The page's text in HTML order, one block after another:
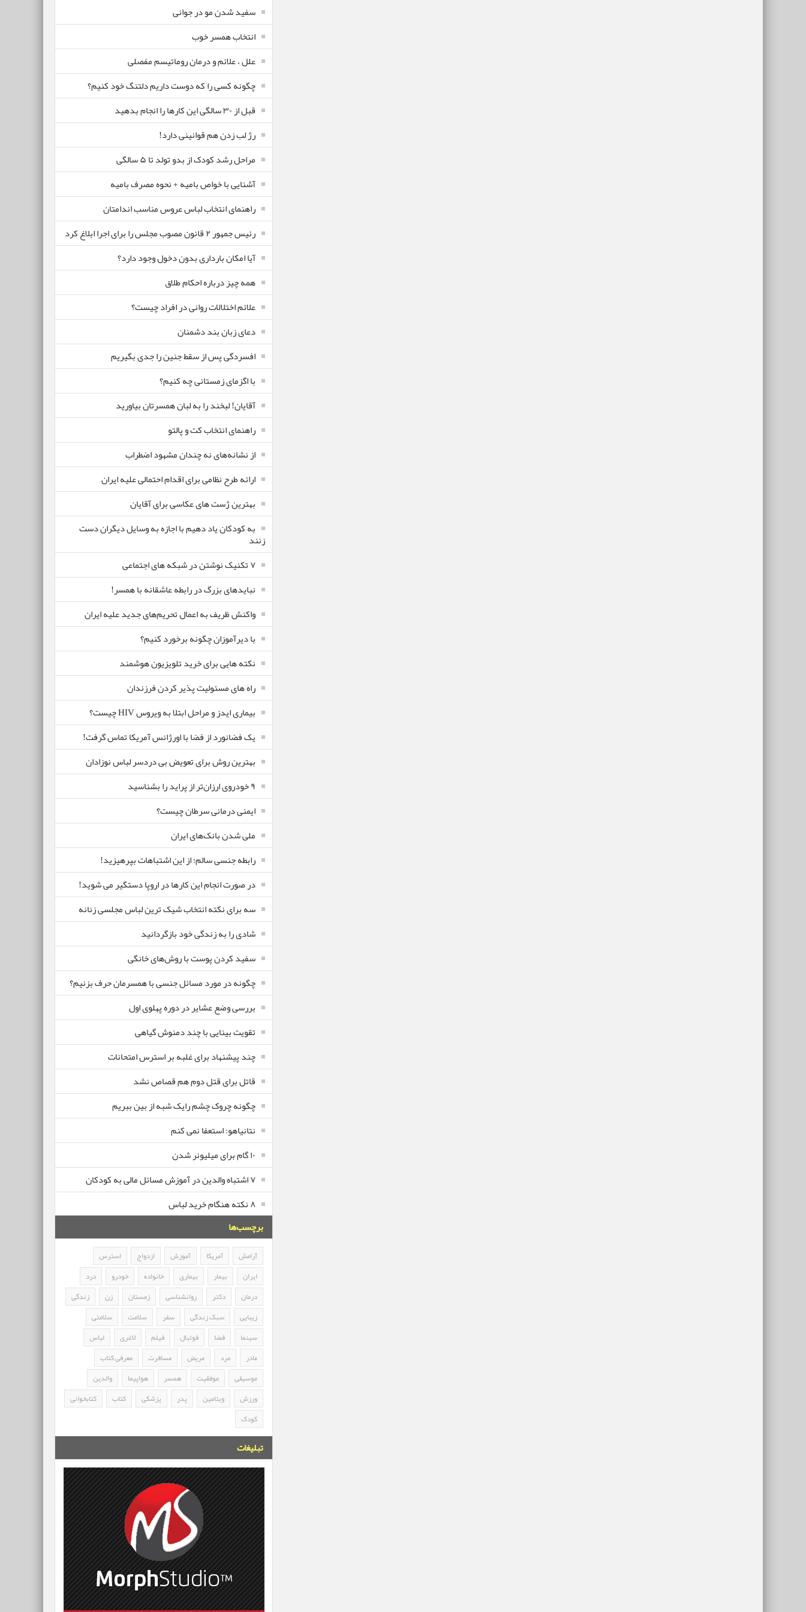
سفید شدن مو در جوانی
انتخاب همسر خوب
علل ، علائم و درمان روماتیسم مفصلی
چگونه کسی را که دوست داریم دلتنگ خود کنیم؟
قبل از ۳۰ سالگی این کارها را انجام بدهید
رژ لب زدن هم قوانینی دارد!
مراحل رشد کودک از بدو تولد تا ۵ سالگی
آشنایی با خواص بامیه + نحوه مصرف بامیه
راهنمای انتخاب لباس عروس مناسب اندامتان
رئیس جمهور ۲ قانون مصوب مجلس را برای اجرا ابلاغ کرد
آیا امکان بارداری بدون دخول وجود دارد؟
همه چیز درباره احکام طلاق
علائم اختلالات روانی در افراد چیست؟
دعای زبان بند دشمنان
افسردگی پس از سقط جنین را جدی بگیریم
با اگزمای زمستانی چه کنیم؟
آقایان! لبخند را به لبان همسرتان بیاورید
راهنمای انتخاب کت و پالتو
از نشانه‌های نه چندان مشهود اضطراب
ارائه طرح نظامی برای اقدام احتمالی علیه ایران
بهترین ژست های عکاسی برای آقایان
به کودکان یاد دهیم با اجازه به وسایل دیگران دست
زنند
۷ تکنیک نوشتن در شبکه های اجتماعی
نبایدهای بزرگ در رابطه عاشقانه با همسر!
واکنش ظریف به اعمال تحریم‌های جدید علیه ایران
با دیرآموزان چگونه برخورد کنیم؟
نکته هایی برای خرید تلویزیون هوشمند
راه های مسئولیت پذیر کردن فرزندان
بیماری ایدز و مراحل ابتلا به ویروس HIV چیست؟
یک فضانورد از فضا با اورژانس آمریکا تماس گرفت!
بهترین روش برای تعویض بی دردسر لباس نوزادان
٩ خودروی ارزان‌تر از پراید را بشناسید
ایمنی درمانی سرطان چیست؟
ملی شدن بانک‌های ایران
رابطه جنسی سالم؛ از این اشتباهات بپرهیزید!
در صورت انجام این کارها در اروپا دستگیر می شوید!
سه برای نکته انتخاب شیک ترین لباس مجلسی زنانه
شادی را به زندگی خود بازگردانید
سفید کردن پوست با روش‌های خانگی
چگونه در مورد مسائل جنسی با همسرمان حرف بزنیم؟
بررسی وضع عشایر در دوره پهلوی اول
تقویت بینایی با چند دمنوش گیاهی
چند پیشنهاد برای غلبه بر استرس امتحانات
قاتل برای قتل دوم هم قصاص نشد
چگونه چروک چشم رایک شبه از بین ببریم
نتانیاهو: استعفا نمی کنم
۱۰ گام برای میلیونر شدن
۷ اشتباه والدین در آموزش مسائل مالی به کودکان
۸ نکته هنگام خرید لباس
برچسب‌ها
آرامش آمریکا آموزش ازدواج
استرس
ایران
بیمار بیماری خانواده خودرو
درد
درمان
دکتر روانشناسی زمستان زن
زندگی
زیبایی
سبک زندگی سفر سلامت
سلامتی
سینما
فضا فوتبال فیلم لاغری
لباس
مادر
مرد مریض مسافرت
معرفی کتاب
موسیقی
موفقیت همسر هواپیما
والدین
ورزش
ویتامین پدر پزشکی کتاب
کتابخوانی
کودک
تبلیغات